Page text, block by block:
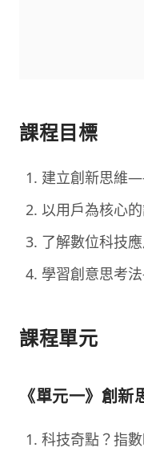
課程目標
建立創新思維
以用戶為核心
了解數位科技
學習創意思考
課程單元
《單元一》創
科技奇點？指